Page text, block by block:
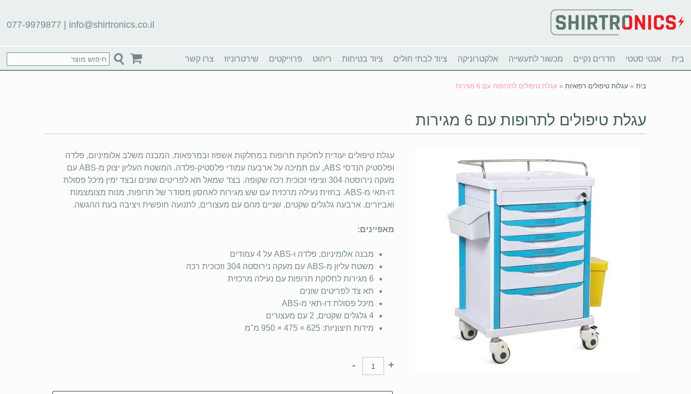
077-9979877 info@shirtronics.co.il
בית אנטי סטטי חדרים נקיים מכשור לתעשייה אלקטרוניקה ציוד לבתי חולים ציוד בטיחות ריהוט פרוייקטים שירטרוניוז צרו קשר
בית » עגלות טיפולים רפואיות » עגלת טיפולים לתרופות עם 6 מגירות
עגלת טיפולים לתרופות עם 6 מגירות
עגלת טיפולים יעודית לחלוקת תרופות במחלקות אשפוז ובמרפאות. המבנה משלב אלומיניום, פלדה
ופלסטיק הנדסי ABS, עם תמיכה על ארבעה עמודי פלסטיק-פלדה. המשטח העליון יצוק מ-ABS עם
מעקה נירוסטה 304 וציפוי זכוכית רכה שקופה. בצד שמאל תא לפריטים שונים ובצד ימין מיכל פסולת
דו-תאי מ-ABS. בחזית נעילה מרכזית עם שש מגירות לאחסון מסודר של תרופות, מנות מצומצמות
ואביזרים. ארבעה גלגלים שקטים, שניים מהם עם מעצורים, לתנועה חופשית ויציבה בעת ההגשה.
מאפיינים:
מבנה אלומיניום, פלדה ו-ABS על 4 עמודים
משטח עליון מ-ABS עם מעקה נירוסטה 304 וזכוכית רכה
6 מגירות לחלוקת תרופות עם נעילה מרכזית
תא צד לפריטים שונים
מיכל פסולת דו-תאי מ-ABS
4 גלגלים שקטים, 2 עם מעצורים
מידות חיצוניות: 625 × 475 × 950 מ"מ
+
-